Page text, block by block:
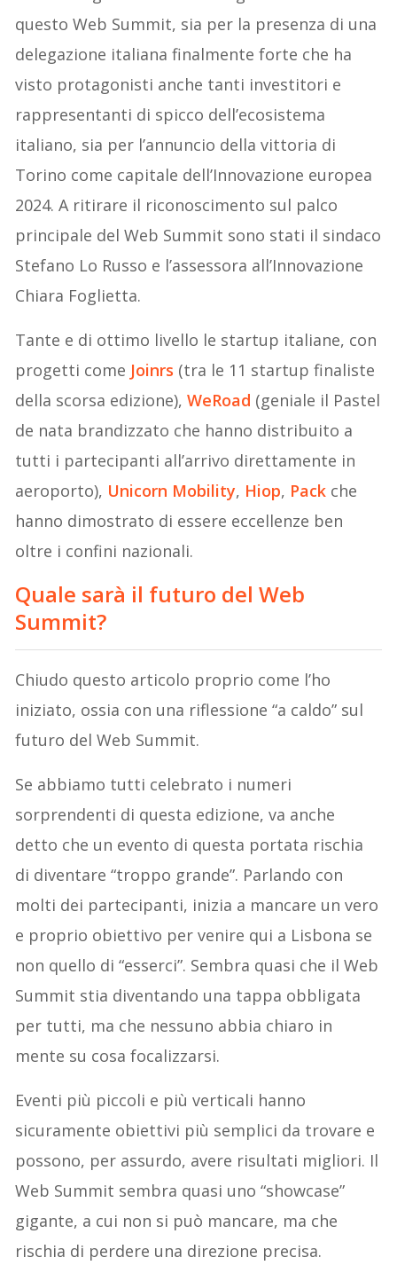
questo Web Summit, sia per la presenza di una
delegazione italiana finalmente forte che ha
visto protagonisti anche tanti investitori e
rappresentanti di spicco dell’ecosistema
italiano, sia per l’annuncio della vittoria di
Torino come capitale dell’Innovazione europea
2024. A ritirare il riconoscimento sul palco
principale del Web Summit sono stati il sindaco
Stefano Lo Russo e l’assessora all’Innovazione
Chiara Foglietta.
Tante e di ottimo livello le startup italiane, con
progetti come Joinrs (tra le 11 startup finaliste
della scorsa edizione),WeRoad (geniale il Pastel
de nata brandizzato che hanno distribuito a
tutti i partecipanti all’arrivo direttamente in
aeroporto), Unicorn Mobility, Hiop, Pack che
hanno dimostrato di essere eccellenze ben
oltre i confini nazionali.
Quale sarà il futuro del Web
Summit?
Chiudo questo articolo proprio come l’ho
iniziato, ossia con una riflessione “a caldo” sul
futuro del Web Summit.
Se abbiamo tutti celebrato i numeri
sorprendenti di questa edizione, va anche
detto che un evento di questa portata rischia
di diventare “troppo grande”. Parlando con
molti dei partecipanti, inizia a mancare un vero
e proprio obiettivo per venire qui a Lisbona se
non quello di “esserci”. Sembra quasi che il Web
Summit stia diventando una tappa obbligata
per tutti, ma che nessuno abbia chiaro in
mente su cosa focalizzarsi.
Eventi più piccoli e più verticali hanno
sicuramente obiettivi più semplici da trovare e
possono, per assurdo, avere risultati migliori. Il
Web Summit sembra quasi uno “showcase”
gigante, a cui non si può mancare, ma che
rischia di perdere una direzione precisa.